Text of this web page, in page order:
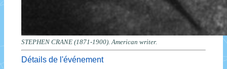
STEPHEN CRANE (1871-1900). American writer.
Détails de l'événement